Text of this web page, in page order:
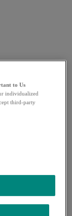
肺高血圧症）
患
to Us
individualized
third-party